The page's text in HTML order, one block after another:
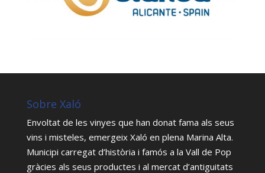
Sobre Xaló
Envoltat de les vinyes que han donat fama als seus
vins i misteles, emergeix Xaló en plena Marina Alta.
Municipi carregat d’història i famós a la Vall de Pop
gràcies als seus productes i al mercat d’antiguitats